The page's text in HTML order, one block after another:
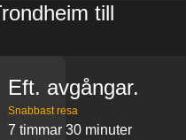
till
Eft. avgångar.
Snabbast resa
7 timmar 30 minuter